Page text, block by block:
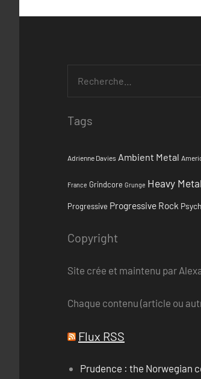
Tags
Adrienne Davies Ambient Metal
France Grindcore Grunge Heavy Metal
Progressive Progressive Rock Psych
Copyright
Site crée et maintenu par
Chaque contenu (article ou
Flux RSS
Prudence : the Norwegian